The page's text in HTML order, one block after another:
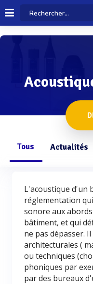
Tous Actualités
L'acoustique d'un
réglementation
sonore aux
bâtiment, et qui
ne pas dépasser.
architecturales (
ou techniques
phoniques par
par des bureaux